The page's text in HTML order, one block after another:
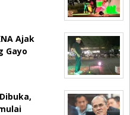
Ajak
Gayo